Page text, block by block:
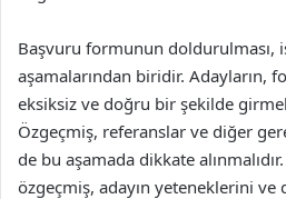
Başvuru formunun doldurulması,
aşamalarından biridir. Adayların,
eksiksiz ve doğru bir şekilde
Özgeçmiş, referanslar ve diğer
de bu aşamada dikkate
özgeçmiş, adayın yeteneklerini